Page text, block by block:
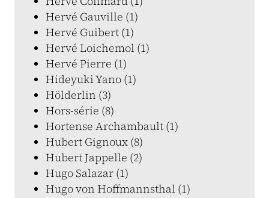
Hervé Gauville (1)
Hervé Guibert (1)
Hervé Loichemol (1)
Hervé Pierre (1)
Hideyuki Yano (1)
Hölderlin (3)
Hors-série (8)
Hortense Archambault (1)
Hubert Gignoux (8)
Hubert Jappelle (2)
Hugo Salazar (1)
Hugo von Hoffmannsthal (1)